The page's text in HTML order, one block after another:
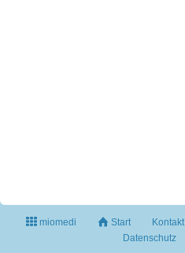
miomedi Start Kontakt
Datenschutz